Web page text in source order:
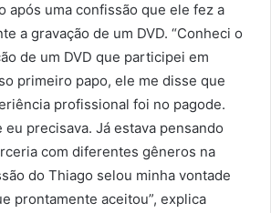
após uma confissão que ele fez a
a gravação de um DVD. “Conheci o
de um DVD que participei em
primeiro papo, ele me disse que
profissional foi no pagode.
eu precisava. Já estava pensando
com diferentes gêneros na
do Thiago selou minha vontade
prontamente aceitou”, explica